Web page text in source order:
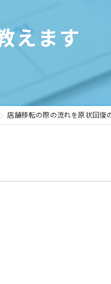
えます
店舗移転の際の流れを原状回復